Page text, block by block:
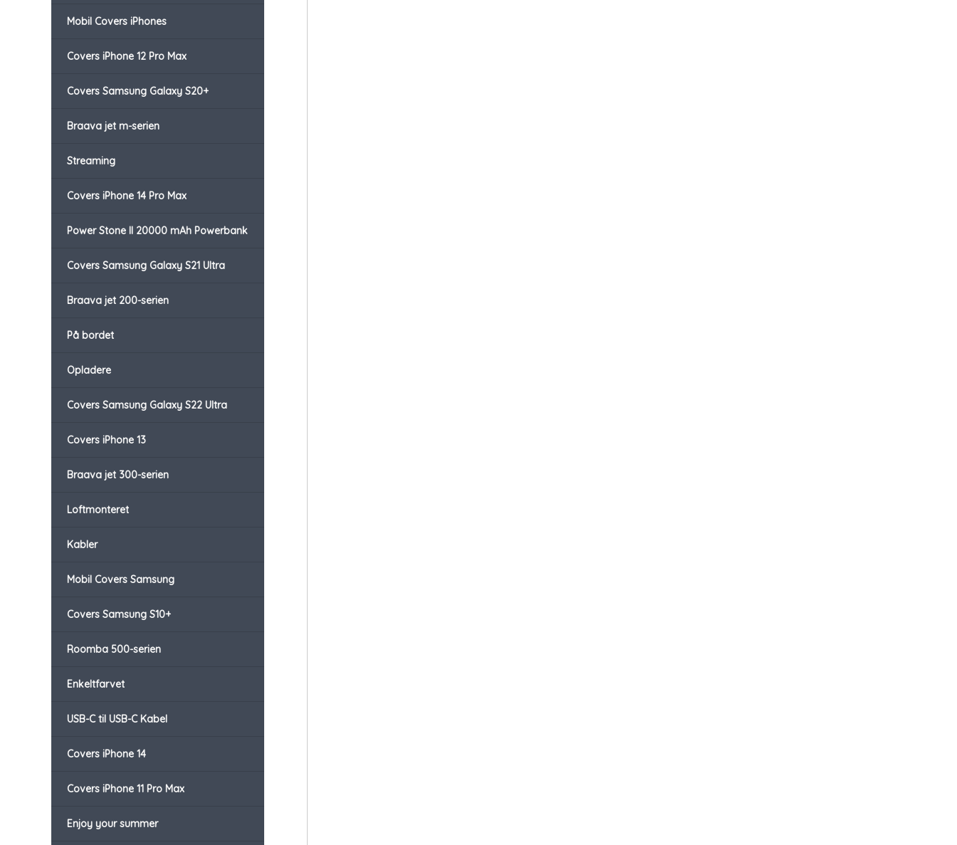
Mobil Covers iPhones
Covers iPhone 12 Pro Max
Covers Samsung Galaxy S20+
Braava jet m-serien
Streaming
Covers iPhone 14 Pro Max
Power Stone II 20000 mAh Powerbank
Covers Samsung Galaxy S21 Ultra
Braava jet 200-serien
På bordet
Opladere
Covers Samsung Galaxy S22 Ultra
Covers iPhone 13
Braava jet 300-serien
Loftmonteret
Kabler
Mobil Covers Samsung
Covers Samsung S10+
Roomba 500-serien
Enkeltfarvet
USB-C til USB-C Kabel
Covers iPhone 14
Covers iPhone 11 Pro Max
Enjoy your summer